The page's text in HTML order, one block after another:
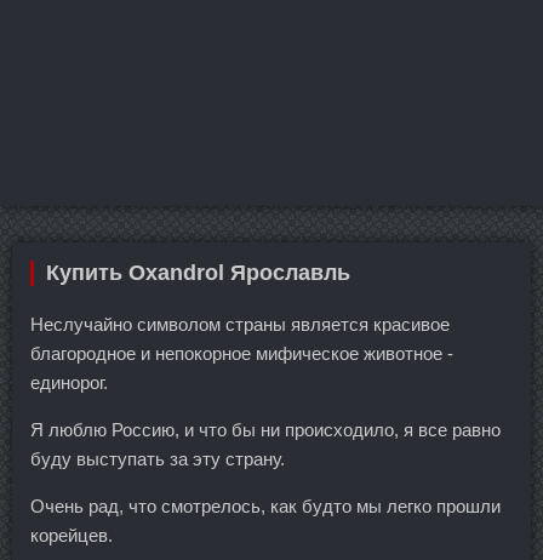
Купить Oxandrol Ярославль
Неслучайно символом страны является красивое
благородное и непокорное мифическое животное -
единорог.
Я люблю Россию, и что бы ни происходило, я все равно
буду выступать за эту страну.
Очень рад, что смотрелось, как будто мы легко прошли
корейцев.